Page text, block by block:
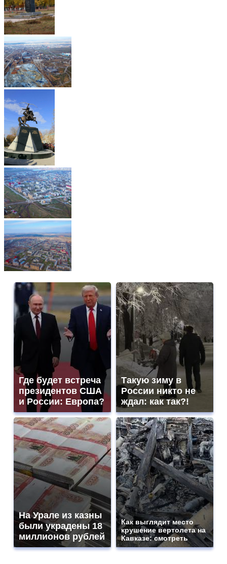
Где будет встреча
президентов США
и России: Европа?
Такую зиму в
России никто не
ждал: как так?!
На Урале из казны
были украдены 18
миллионов рублей
Как выглядит место
крушение вертолета на
Кавказе: смотреть